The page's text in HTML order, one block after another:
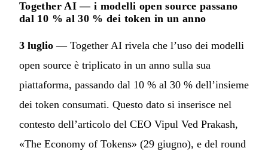
Together AI — i modelli open source passano
dal 10 % al 30 % dei token in un anno
3 luglio — Together AI rivela che l’uso dei modelli
open source è triplicato in un anno sulla sua
piattaforma, passando dal 10 % al 30 % dell’insieme
dei token consumati. Questo dato si inserisce nel
contesto dell’articolo del CEO Vipul Ved Prakash,
«The Economy of Tokens» (29 giugno), e del round